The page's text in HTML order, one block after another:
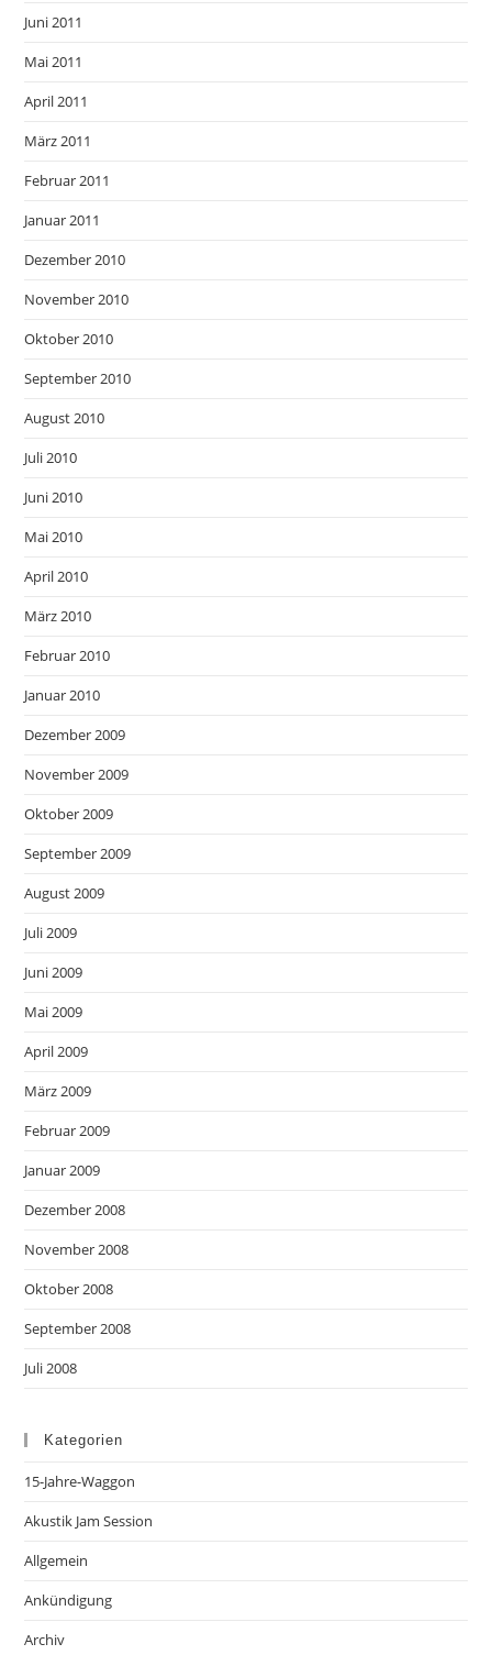
Juni 2011
Mai 2011
April 2011
März 2011
Februar 2011
Januar 2011
Dezember 2010
November 2010
Oktober 2010
September 2010
August 2010
Juli 2010
Juni 2010
Mai 2010
April 2010
März 2010
Februar 2010
Januar 2010
Dezember 2009
November 2009
Oktober 2009
September 2009
August 2009
Juli 2009
Juni 2009
Mai 2009
April 2009
März 2009
Februar 2009
Januar 2009
Dezember 2008
November 2008
Oktober 2008
September 2008
Juli 2008
Kategorien
15-Jahre-Waggon
Akustik Jam Session
Allgemein
Ankündigung
Archiv